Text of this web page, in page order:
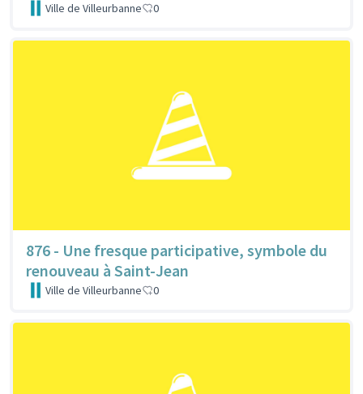
Ville de Villeurbanne 0
876 - Une fresque participative, symbole du
renouveau à Saint-Jean
Ville de Villeurbanne 0